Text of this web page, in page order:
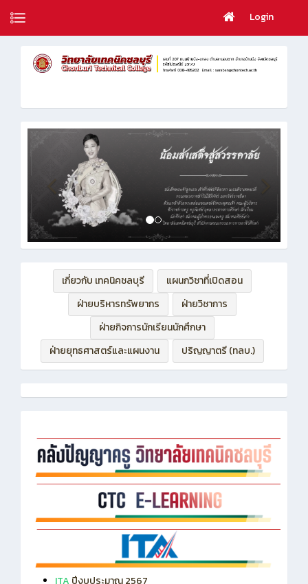
Login
เกี่ยวกับ เทคนิคชลบุรี
แผนกวิชาที่เปิดสอน
ฝ่ายบริหารทรัพยากร
ฝ่ายวิชาการ
ฝ่ายกิจการนักเรียนนักศึกษา
ฝ่ายยุทธศาสตร์และแผนงาน
ปริญญาตรี (ทลบ.)